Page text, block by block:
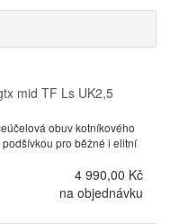
mid TF Ls UK2,5
obuv kotníkového
pro běžné i elitní
4 990,00 Kč
na objednávku